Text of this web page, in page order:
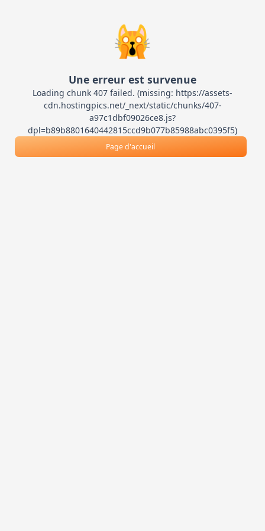
🙀
Une erreur est survenue
Loading chunk 407 failed. (missing: https://assets-
cdn.hostingpics.net/_next/static/chunks/407-
a97c1dbf09026ce8.js?
dpl=b89b8801640442815ccd9b077b85988abc0395f5)
Page d'accueil